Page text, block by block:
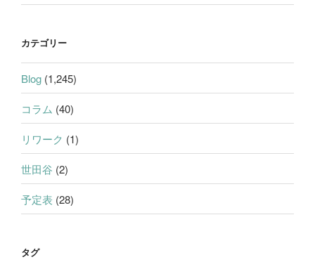
カテゴリー
Blog (1,245)
コラム (40)
リワーク (1)
世田谷 (2)
予定表 (28)
タグ